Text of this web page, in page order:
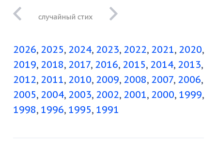
2026 2025 2024 2023 2022 2021 2020
2019 2018 2017 2016 2015 2014 2013
2012 2011 2010 2009 2008 2007 2006
2005 2004 2003 2002 2001 2000 1999
1998 1996 1995 1991